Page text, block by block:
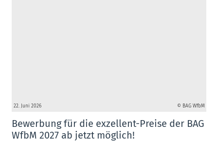
22. Juni 2026 © BAG WfbM
Bewerbung für die exzellent-Preise der BAG
WfbM 2027 ab jetzt möglich!